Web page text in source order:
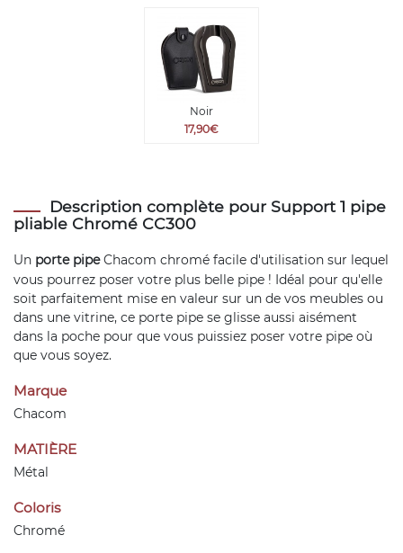
Noir
17,90€
Description complète pour Support 1 pipe
pliable Chromé CC300
Un porte pipeChacom chromé facile d'utilisation sur lequel
vous pourrez poser votre plus belle pipe ! Idéal pour qu'elle
soit parfaitement mise en valeur sur un de vos meubles ou
dans une vitrine, ce porte pipe se glisse aussi aisément
dans la poche pour que vous puissiez poser votre pipe où
que vous soyez.
Marque
Chacom
MATIÈRE
Métal
Coloris
Chromé